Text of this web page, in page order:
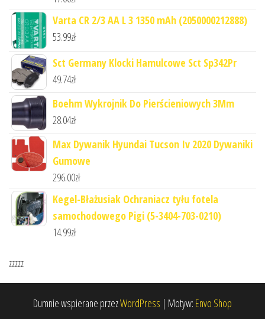
Varta CR 2/3 AA L 3 1350 mAh (2050000212888)
53.99zł
Sct Germany Klocki Hamulcowe Sct Sp342Pr
49.74zł
Boehm Wykrojnik Do Pierścieniowych 3Mm
28.04zł
Max Dywanik Hyundai Tucson Iv 2020 Dywaniki
Gumowe
296.00zł
Kegel-Błażusiak Ochraniacz tyłu fotela
samochodowego Pigi (5-3404-703-0210)
14.99zł
zzzzz
Dumnie wspierane przezWordPress | Motyw: Envo Shop